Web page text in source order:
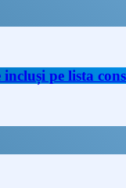
pe lista